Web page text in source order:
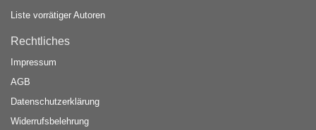
Liste vorrätiger Autoren
Rechtliches
Impressum
AGB
Datenschutzerklärung
Widerrufsbelehrung